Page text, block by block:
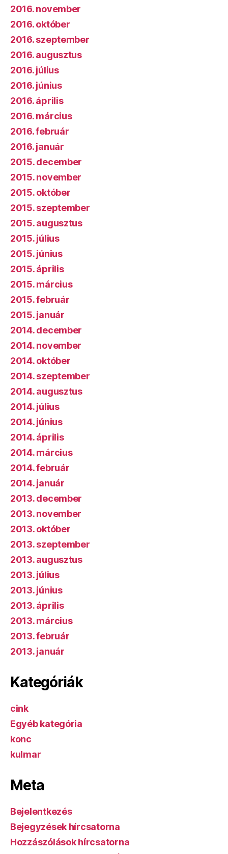
2016. november
2016. október
2016. szeptember
2016. augusztus
2016. július
2016. június
2016. április
2016. március
2016. február
2016. január
2015. december
2015. november
2015. október
2015. szeptember
2015. augusztus
2015. július
2015. június
2015. április
2015. március
2015. február
2015. január
2014. december
2014. november
2014. október
2014. szeptember
2014. augusztus
2014. július
2014. június
2014. április
2014. március
2014. február
2014. január
2013. december
2013. november
2013. október
2013. szeptember
2013. augusztus
2013. július
2013. június
2013. április
2013. március
2013. február
2013. január
Kategóriák
cink
Egyéb kategória
konc
kulmar
Meta
Bejelentkezés
Bejegyzések hírcsatorna
Hozzászólások hírcsatorna